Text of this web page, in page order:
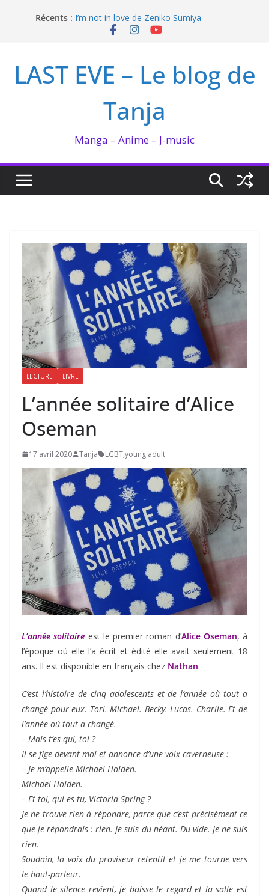
Récents : I’m not in love de Zeniko Sumiya
Hima-ten ! : La fée du logis et la PDG
Ma collection BANANA FISH
LAST EVE – Le blog de
Tanja
Manga – Anime – J-music
LECTURE LIVRE
L’année solitaire d’Alice
Oseman
17 avril 2020 Tanja LGBT,young adult
L’année solitaire est le premier roman d’Alice Oseman, à
l’époque où elle l’a écrit et édité elle avait seulement 18
ans. Il est disponible en français chez Nathan.
C’est l’histoire de cinq adolescents et de l’année où tout a
changé pour eux. Tori. Michael. Becky. Lucas. Charlie. Et de
l’année où tout a changé.
– Mais t’es qui, toi ?
Il se fige devant moi et annonce d’une voix caverneuse :
– Je m’appelle Michael Holden.
Michael Holden.
– Et toi, qui es-tu, Victoria Spring ?
Je ne trouve rien à répondre, parce que c’est précisément ce
que je répondrais : rien. Je suis du néant. Du vide. Je ne suis
rien.
Soudain, la voix du proviseur retentit et je me tourne vers
le haut-parleur.
Quand le silence revient, je baisse le regard et la salle est